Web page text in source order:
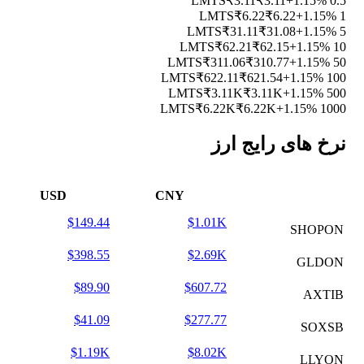
1 LMTS
₹6.22₹6.22+1.15%
5 LMTS
₹31.11 ₹31.08+1.15%
10 LMTS
₹62.21 ₹62.15+1.15%
50 LMTS
₹311.06₹310.77+1.15%
100 LMTS
₹622.11 ₹621.54+1.15%
500 LMTS
₹3.11K₹3.11K+1.15%
1000 LMTS
₹6.22K₹6.22K+1.15%
نرخ های رایج ارز
CNY
USD
SHOPON
$1.01K
$149.44
GLDON
$2.69K
$398.55
AXTIB
$607.72
$89.90
SOXSB
$277.77
$41.09
LLYON
$8.02K
$1.19K